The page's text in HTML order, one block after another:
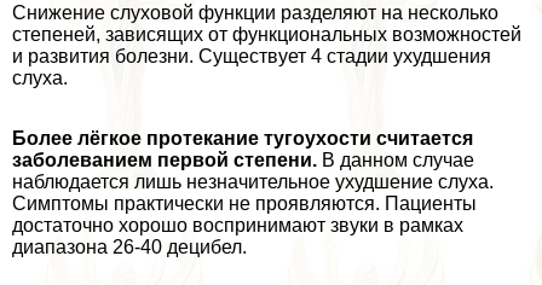
Снижение слуховой функции разделяют на несколько
степеней, зависящих от функциональных возможностей
и развития болезни. Существует 4 стадии ухудшения
слуха.
Более лёгкое протекание тугоухости считается
заболеванием первой степени. В данном случае
наблюдается лишь незначительное ухудшение слуха.
Симптомы пpaктически не проявляются. Пациенты
достаточно хорошо воспринимают звуки в рамках
диапазона 26-40 децибел.